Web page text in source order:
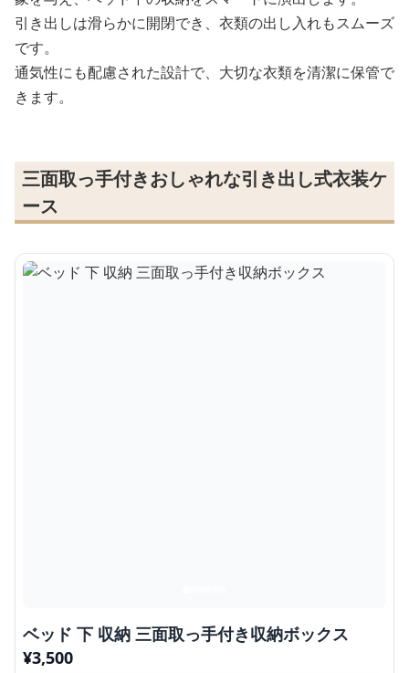
引き出しは滑らかに開閉でき、衣類の出し入れもスムーズ
です。
通気性にも配慮された設計で、大切な衣類を清潔に保管で
きます。
三面取っ手付きおしゃれな引き出し式衣装ケ
ース
ベッド 下 収納 三面取っ手付き収納ボックス
¥3,500